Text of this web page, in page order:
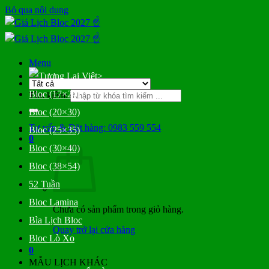
Bỏ qua nội dung
Menu
Tìm kiếm:
Tư vấn & Đặt hàng: 0983 559 554
0
Chưa có sản phẩm trong giỏ hàng.
Quay trở lại cửa hàng
0
>
Bloc (17×24)
Bloc (20×30)
Bloc (25×35)
Bloc (30×40)
Bloc (38×54)
52 Tuần
Bloc Lamina
Bìa Lịch Bloc
Bloc Lò Xo
MẪU LỊCH KHÁC